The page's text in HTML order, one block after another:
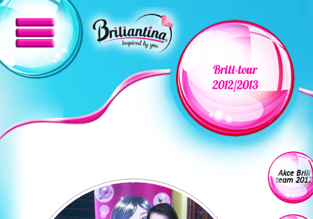
Brili-tour
2012/2013
Akce Brili
team 2017